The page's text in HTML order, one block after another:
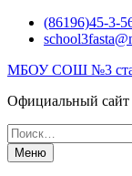
Перейти(86196)45-3-
МБОУ СОШ №3
Официальный
Поиск
по:Меню